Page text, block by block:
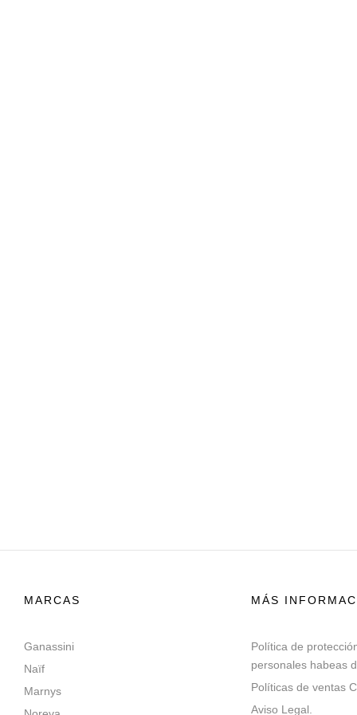
MARCAS
Ganassini
Naïf
Marnys
MÁS
Política de
personales habeas
Políticas de ventas
Aviso Legal.